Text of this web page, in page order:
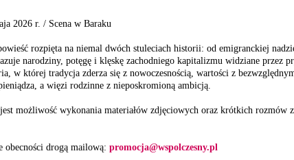
2026 r. / Scena w Baraku
rozpięta na niemal dwóch stuleciach historii: od emigranckiej
narodziny, potęgę i klęskę zachodniego kapitalizmu widziane przez
w której tradycja zderza się z nowoczesnością, wartości z
a więzi rodzinne z nieposkromioną ambicją.
możliwość wykonania materiałów zdjęciowych oraz krótkich rozmów
obecności drogą mailową: promocja@wspolczesny.pl